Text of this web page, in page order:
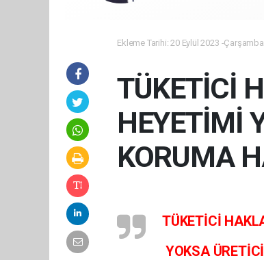
Ekleme Tarihi: 20 Eylül 2023 -Çarşamba
TÜKETİCİ
HEYETİMİ
KORUMA
TÜKETİCİ
YOKSA